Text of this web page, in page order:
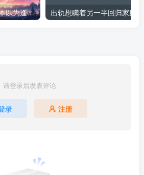
54岁女人出轨自述：本以为逢场作戏
请登录后发表评论
录 注册